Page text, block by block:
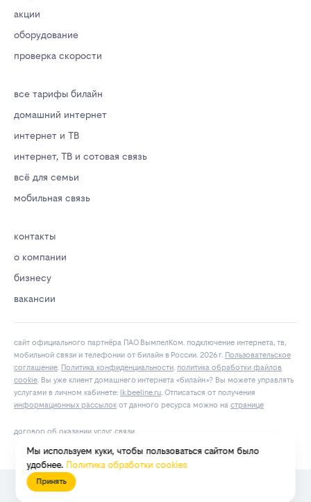
акции
оборудование
проверка скорости
все тарифы билайн
домашний интернет
интернет и ТВ
интернет, ТВ и сотовая связь
всё для семьи
мобильная связь
контакты
о компании
бизнесу
вакансии
сайт официального партнёра ПАО ВымпелКом. подключение интернета, тв,
мобильной связи и телефонии от билайн в России. 2026 г. Пользовательское
соглашение. Политика конфиденциальности. политика обработки файлов
cookie. Вы уже клиент домашнего интернета «билайн»? Вы можете управлять
услугами в личнoм кaбинeтe:
lk.bееlinе.ru. Отписаться от получения
информационных рассылок от данного ресурса можно на странице
договор об оказании услуг связи
Мы используем куки, чтобы пользоваться сайтом было
удобнее. Политика обработки cookies
Принять